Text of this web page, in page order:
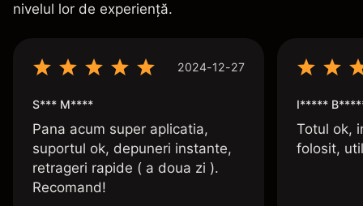
nivelul lor de experiență.
2024-12-27
S*** M****
Pana acum super aplicatia,
suportul ok, depuneri instante,
retrageri rapide ( a doua zi ).
Recomand!
I*****
Totul ok,
folosit,